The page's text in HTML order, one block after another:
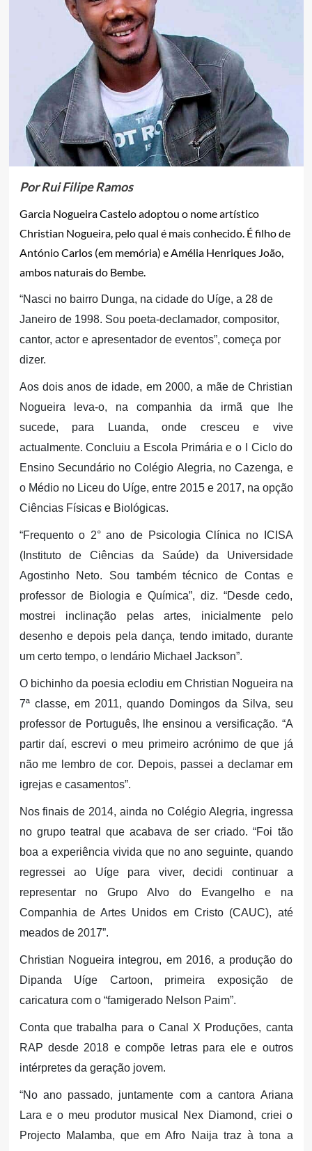
Por Rui Filipe Ramos
Garcia Nogueira Castelo adoptou o nome artístico
Christian Nogueira, pelo qual é mais conhecido. É filho de
António Carlos (em memória) e Amélia Henriques João,
ambos naturais do Bembe.
“Nasci no bairro Dunga, na cidade do Uíge, a 28 de
Janeiro de 1998. Sou poeta-declamador, compositor,
cantor, actor e apresentador de eventos”, começa por
dizer.
Aos dois anos de idade, em 2000, a mãe de Christian
Nogueira leva-o, na companhia da irmã que lhe
sucede, para Luanda, onde cresceu e vive
actualmente. Concluiu a Escola Primária e o I Ciclo do
Ensino Secundário no Colégio Alegria, no Cazenga, e
o Médio no Liceu do Uíge, entre 2015 e 2017, na opção
Ciências Físicas e Biológicas.
“Frequento o 2° ano de Psicologia Clínica no ICISA
(Instituto de Ciências da Saúde) da Universidade
Agostinho Neto. Sou também técnico de Contas e
professor de Biologia e Química”, diz. “Desde cedo,
mostrei inclinação pelas artes, inicialmente pelo
desenho e depois pela dança, tendo imitado, durante
um certo tempo, o lendário Michael Jackson”.
O bichinho da poesia eclodiu em Christian Nogueira na
7ª classe, em 2011, quando Domingos da Silva, seu
professor de Português, lhe ensinou a versificação. “A
partir daí, escrevi o meu primeiro acrónimo de que já
não me lembro de cor. Depois, passei a declamar em
igrejas e casamentos”.
Nos finais de 2014, ainda no Colégio Alegria, ingressa
no grupo teatral que acabava de ser criado. “Foi tão
boa a experiência vivida que no ano seguinte, quando
regressei ao Uíge para viver, decidi continuar a
representar no Grupo Alvo do Evangelho e na
Companhia de Artes Unidos em Cristo (CAUC), até
meados de 2017”.
Christian Nogueira integrou, em 2016, a produção do
Dipanda Uíge Cartoon, primeira exposição de
caricatura com o “famigerado Nelson Paim”.
Conta que trabalha para o Canal X Produções, canta
RAP desde 2018 e compõe letras para ele e outros
intérpretes da geração jovem.
“No ano passado, juntamente com a cantora Ariana
Lara e o meu produtor musical Nex Diamond, criei o
Projecto Malamba, que em Afro Naija traz à tona a